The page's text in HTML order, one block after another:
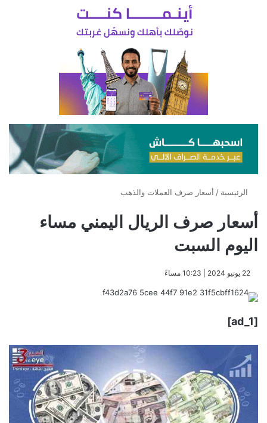
الرئيسية / أسعار صرف العملات والذهب
أسعار صرف الريال اليمني مساء
اليوم السبت
​22 يونيو 2024 | 10:23 مساءً
[ad_1]